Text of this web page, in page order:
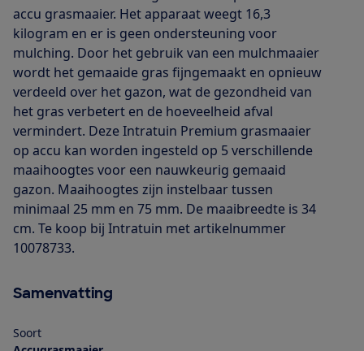
accu grasmaaier. Het apparaat weegt 16,3
kilogram en er is geen ondersteuning voor
mulching. Door het gebruik van een mulchmaaier
wordt het gemaaide gras fijngemaakt en opnieuw
verdeeld over het gazon, wat de gezondheid van
het gras verbetert en de hoeveelheid afval
vermindert. Deze Intratuin Premium grasmaaier
op accu kan worden ingesteld op 5 verschillende
maaihoogtes voor een nauwkeurig gemaaid
gazon. Maaihoogtes zijn instelbaar tussen
minimaal 25 mm en 75 mm. De maaibreedte is 34
cm. Te koop bij Intratuin met artikelnummer
10078733.
Samenvatting
Soort